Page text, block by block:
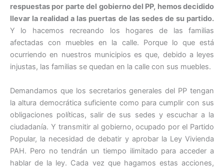
respuestas por parte del gobierno del PP, hemos decidido
llevar la realidad a las puertas de las sedes de su partido.
Y lo hacemos recreando los hogares de las familias
afectadas con muebles en la calle. Porque lo que está
ocurriendo en nuestros municipios es que, debido a leyes
injustas, las familias se quedan en la calle con sus muebles.
Demandamos que los secretarios generales del PP tengan
la altura democrática suficiente como para cumplir con sus
obligaciones políticas, salir de sus sedes y escuchar a la
ciudadanía. Y transmitir al gobierno, ocupado por el Partido
Popular, la necesidad de debatir y aprobar la Ley Vivienda
PAH. Pero no tendrán un tiempo ilimitado para acceder a
hablar de la ley. Cada vez que hagamos estas acciones,